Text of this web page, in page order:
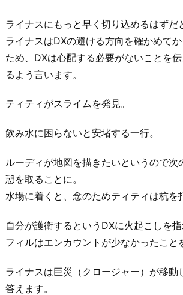
ライナスにもっと早く切り込めるはずだ
ライナスはDXの避ける方向を確かめて
ため、DXは心配する必要がないことを
るよう言います。
ティティがスライムを発見。
飲み水に困らないと安堵する一行。
ルーディが地図を描きたいというので次
憩を取ることに。
水場に着くと、念のためティティは杭を
自分が護衛するというDXに火起こしを指
フィルはエンカウントが少なかったこと
ライナスは巨災（クロージャー）が移動
答えます。